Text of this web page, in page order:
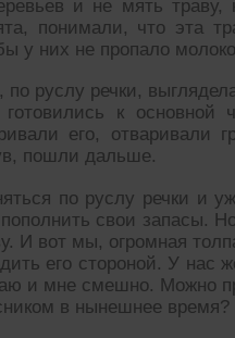
и не мять
понимали, что эта
у них не пропало
руслу речки,
к
его, отваривали
пошли дальше.
по руслу речки и
свои запасы.
И вот мы, огромная
его стороной. У
и мне смешно. Можно
в нынешнее время?